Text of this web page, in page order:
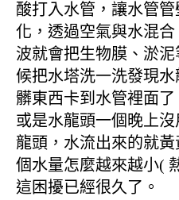
酸打入水管，讓水管
化，透過空氣與水混
波就會把生物膜、淤
候把水塔洗一洗發現
髒東西卡到水管裡面了
或是水龍頭一個晚上
龍頭，水流出來的就
個水量怎麼越來越小(
這困擾已經很久了。